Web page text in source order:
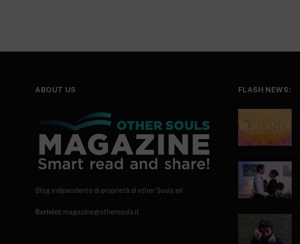
ABOUT US
Blog indipendente di proprietà di other Souls srl
Scrivici: magazine@othersouls.it
FLASH NEWS: